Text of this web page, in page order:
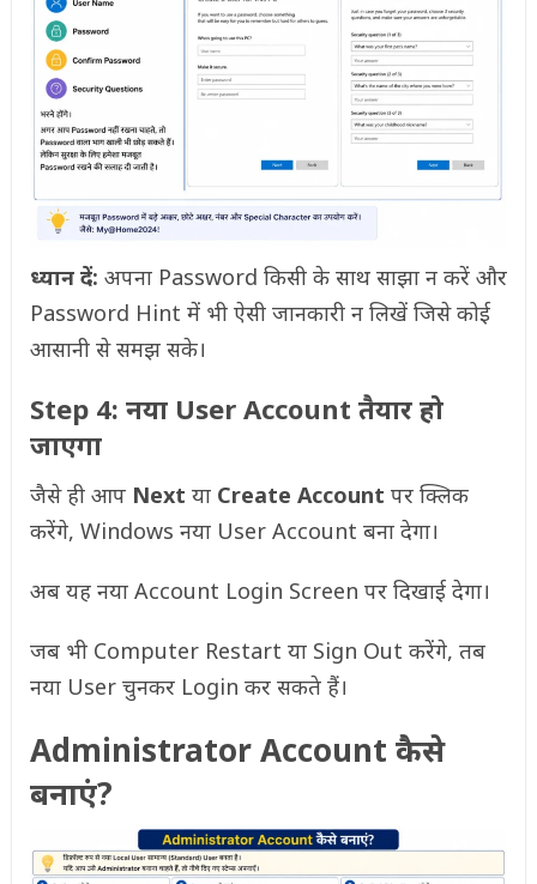
ध्यान दें: अपना Password किसी के साथ साझा न करें और
Password Hint में भी ऐसी जानकारी न लिखें जिसे कोई
आसानी से समझ सके।
Step 4: नया User Account तैयार हो
जाएगा
जैसे ही आप Next या Create Account पर क्लिक
करेंगे, Windows नया User Account बना देगा।
अब यह नया Account Login Screen पर दिखाई देगा।
जब भी Computer Restart या Sign Out करेंगे, तब
नया User चुनकर Login कर सकते हैं।
Administrator Account कैसे
बनाएं?